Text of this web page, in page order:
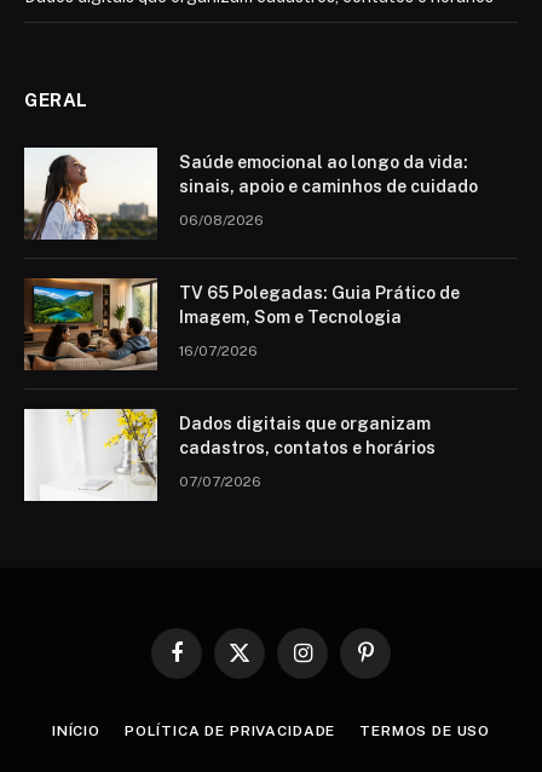
GERAL
Saúde emocional ao longo da vida:
sinais, apoio e caminhos de cuidado
06/08/2026
TV 65 Polegadas: Guia Prático de
Imagem, Som e Tecnologia
16/07/2026
Dados digitais que organizam
cadastros, contatos e horários
07/07/2026
Facebook
X
InstagramPinterest
INÍCIO POLÍTICA DE PRIVACIDADE TERMOS DE USO